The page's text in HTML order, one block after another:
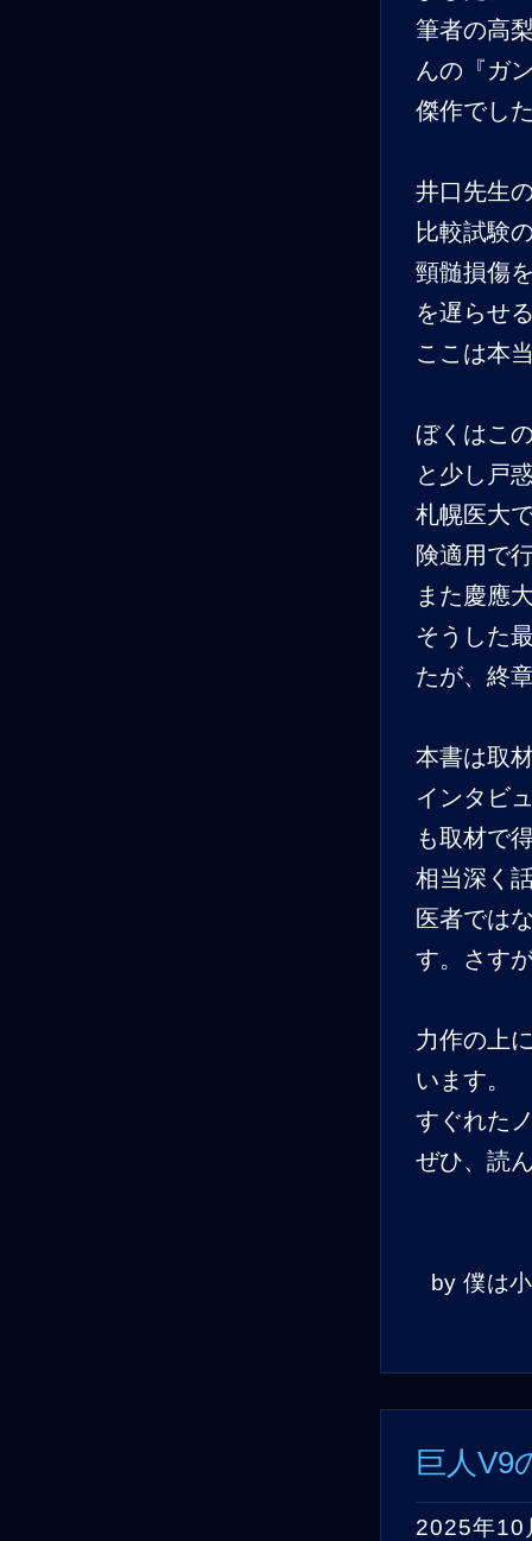
筆者の高
んの『ガ
傑作でし
井口先生
比較試験
頸髄損傷
を遅らせ
ここは本
ぼくはこ
と少し戸
札幌医大
険適用で
また慶應
そうした
たが、終
本書は取
インタビ
も取材で
相当深く
医者では
す。さす
力作の上
います。
すぐれた
ぜひ、読
by 僕は
巨人V9
2025年10